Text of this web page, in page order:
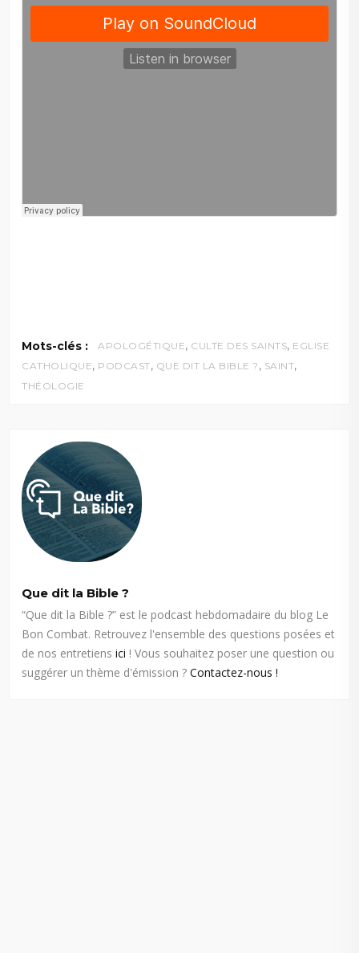
Mots-clés : APOLOGÉTIQUE, CULTE DES SAINTS, EGLISE
CATHOLIQUE, PODCAST, QUE DIT LA BIBLE ? , SAINT,
THÉOLOGIE
Que dit la Bible ?
“Que dit la Bible ?” est le podcast hebdomadaire du blog Le
Bon Combat. Retrouvez l'ensemble des questions posées et
de nos entretiensici ! Vous souhaitez poser une question ou
suggérer un thème d'émission ?Contactez-nous !